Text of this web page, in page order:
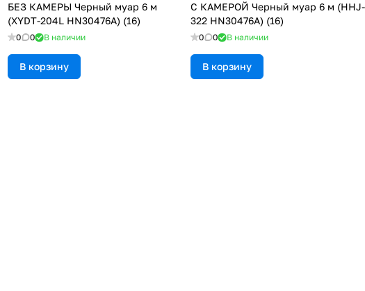
БЕЗ КАМЕРЫ Черный муар 6 м
(XYDT-204L HN30476A) (16)
0 0 В наличии
В корзину
С КАМЕРОЙ Черный муар 6 м (HHJ-
322 HN30476A) (16)
0 0 В наличии
В корзину